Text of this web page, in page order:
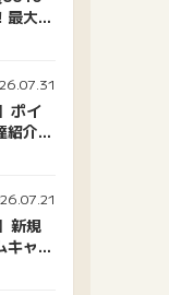
最大
ポイ
紹介キ
新規
キャン